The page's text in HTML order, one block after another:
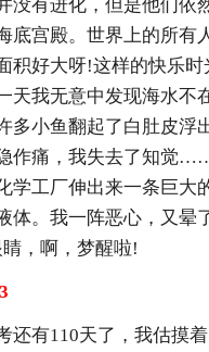
没有进化，但是他们依
底宫殿。世界上的所有
积好大呀!这样的快乐
天我无意中发现海水不
多小鱼翻起了白肚皮浮
作痛，我失去了知觉
学工厂伸出来一条巨大
体。我一阵恶心，又晕
，啊，梦醒啦!
还有110天了，我估摸